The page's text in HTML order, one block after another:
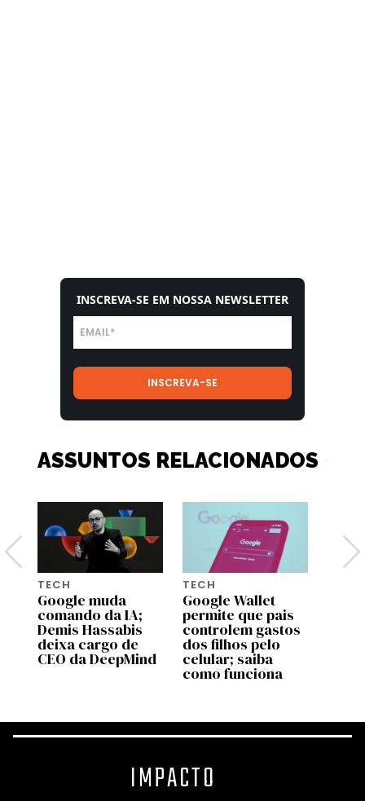
INSCREVA-SE EM NOSSA NEWSLETTER
ASSUNTOS RELACIONADOS
TECH
Google muda
comando da IA;
Demis Hassabis
deixa cargo de
CEO da DeepMind
TECH
Google Wallet
permite que pais
controlem gastos
dos filhos pelo
celular; saiba
como funciona
IMPACTO